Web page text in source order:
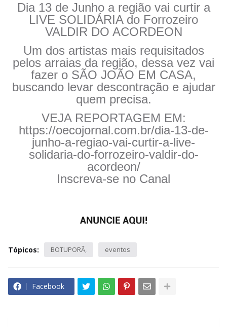
Dia 13 de Junho a região vai curtir a
LIVE SOLIDÁRIA do Forrozeiro
VALDIR DO ACORDEON
Um dos artistas mais requisitados
pelos arraias da região, dessa vez vai
fazer o SÃO JOÃO EM CASA,
buscando levar descontração e ajudar
quem precisa.
VEJA REPORTAGEM EM:
https://oecojornal.com.br/dia-13-de-
junho-a-regiao-vai-curtir-a-live-
solidaria-do-forrozeiro-valdir-do-
acordeon/
Inscreva-se no Canal
Tópicos: BOTUPORÃ eventos
Facebook